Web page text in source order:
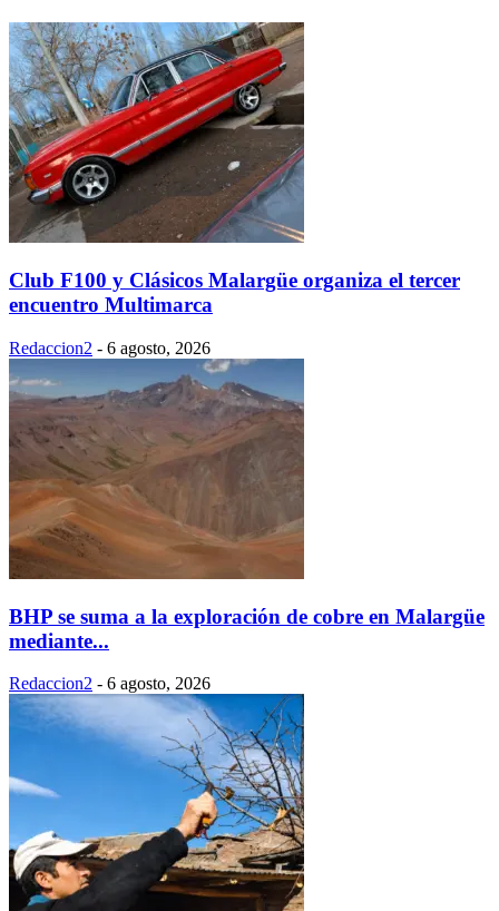
Club F100 y Clásicos Malargüe organiza el tercer
encuentro Multimarca
Redaccion2 - 6 agosto, 2026
BHP se suma a la exploración de cobre en Malargüe
mediante...
Redaccion2 - 6 agosto, 2026